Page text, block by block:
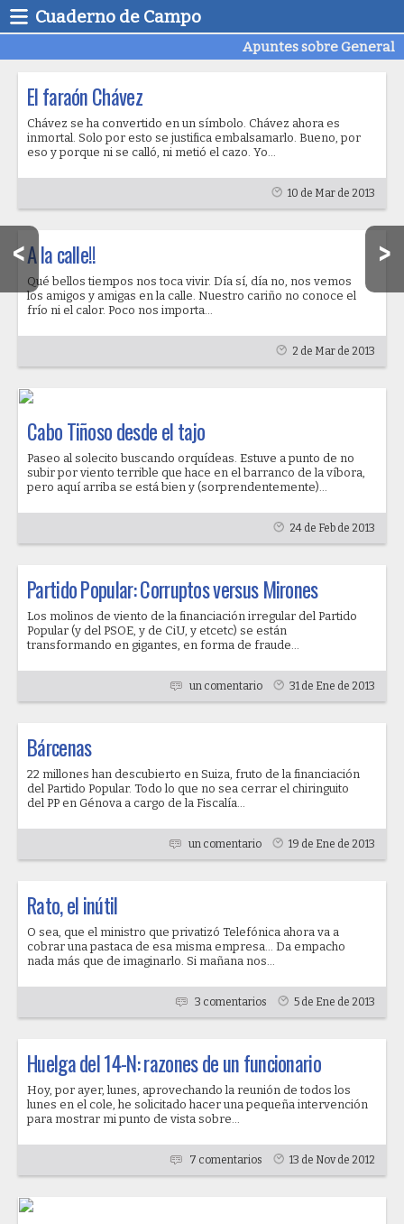
Cuaderno de Campo
Apuntes sobre General
El faraón Chávez
Chávez se ha convertido en un símbolo. Chávez ahora es
inmortal. Solo por esto se justifica embalsamarlo. Bueno, por
eso y porque ni se calló, ni metió el cazo. Yo...
10 de Mar de 2013
A la calle!!
Qué bellos tiempos nos toca vivir. Día sí, día no, nos vemos
los amigos y amigas en la calle. Nuestro cariño no conoce el
frío ni el calor. Poco nos importa...
2 de Mar de 2013
Cabo Tiñoso desde el tajo
Paseo al solecito buscando orquídeas. Estuve a punto de no
subir por viento terrible que hace en el barranco de la víbora,
pero aquí arriba se está bien y (sorprendentemente)...
24 de Feb de 2013
Partido Popular: Corruptos versus Mirones
Los molinos de viento de la financiación irregular del Partido
Popular (y del PSOE, y de CiU, y etcetc) se están
transformando en gigantes, en forma de fraude...
un comentario 31 de Ene de 2013
Bárcenas
22 millones han descubierto en Suiza, fruto de la financiación
del Partido Popular. Todo lo que no sea cerrar el chiringuito
del PP en Génova a cargo de la Fiscalía...
un comentario 19 de Ene de 2013
Rato, el inútil
O sea, que el ministro que privatizó Telefónica ahora va a
cobrar una pastaca de esa misma empresa... Da empacho
nada más que de imaginarlo. Si mañana nos...
3 comentarios 5 de Ene de 2013
Huelga del 14-N: razones de un funcionario
Hoy, por ayer, lunes, aprovechando la reunión de todos los
lunes en el cole, he solicitado hacer una pequeña intervención
para mostrar mi punto de vista sobre...
7 comentarios 13 de Nov de 2012